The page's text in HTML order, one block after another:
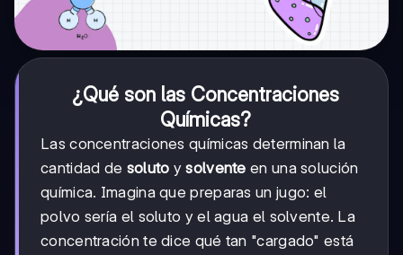
¿Qué son las Concentraciones
Químicas?
Las concentraciones químicas determinan la
cantidad de soluto ysolvente en una solución
química. Imagina que preparas un jugo: el
polvo sería el soluto y el agua el solvente. La
concentración te dice qué tan "cargado" está